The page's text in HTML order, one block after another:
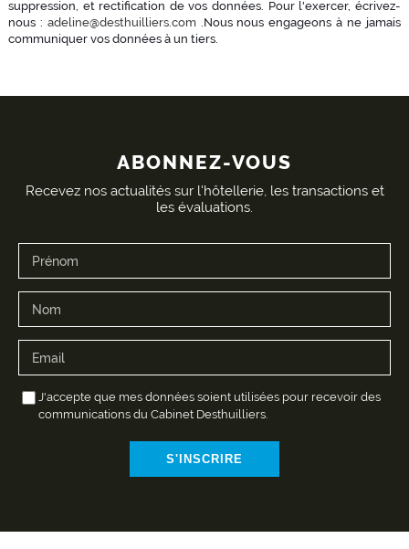
suppression, et rectification de vos données. Pour l'exercer, écrivez-
nous : adeline@desthuilliers.com.Nous nous engageons à ne jamais
communiquer vos données à un tiers.
ABONNEZ-VOUS
Recevez nos actualités sur l'hôtellerie, les transactions et
les évaluations.
J'accepte que mes données soient utilisées pour recevoir des
communications du Cabinet Desthuilliers.
S'INSCRIRE